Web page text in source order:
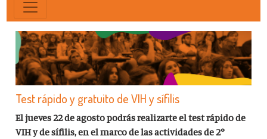
Test rápido y gratuito de VIH y sífilis
El jueves 22 de agosto podrás realizarte el test rápido de
VIH y de sífilis, en el marco de las actividades de 2°